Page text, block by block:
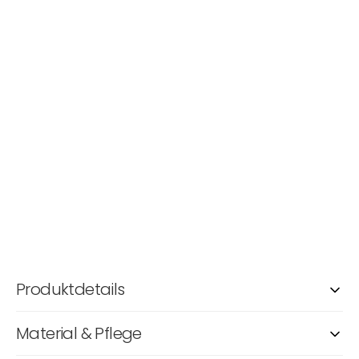
Produktdetails
Material & Pflege